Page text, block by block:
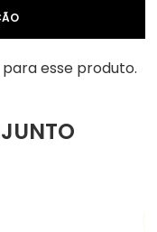
esse produto.